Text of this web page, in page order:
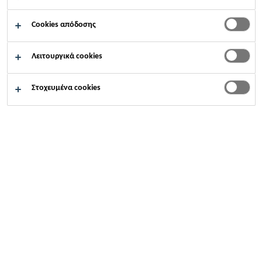
Υγρή ή προδιαμορφωμένη μεμβράνη
στεγανοποίησης κάτω από πλακάκια,
Cookies απόδοσης
Λειτουργικά cookies
Στοχευμένα cookies